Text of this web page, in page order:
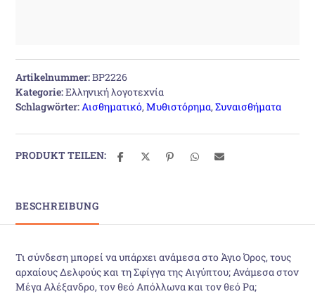
Artikelnummer:BP2226
Kategorie:Ελληνική λογοτεχνία
Schlagwörter:Αισθηματικό,Μυθιστόρημα,Συναισθήματα
PRODUKT TEILEN:
BESCHREIBUNG
Τι σύνδεση μπορεί να υπάρχει ανάμεσα στο Άγιο Όρος, τους
αρχαίους Δελφούς και τη Σφίγγα της Αιγύπτου; Ανάμεσα στον
Μέγα Αλέξανδρο, τον θεό Απόλλωνα και τον θεό Ρα;